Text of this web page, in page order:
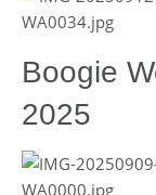
Boogie
2025